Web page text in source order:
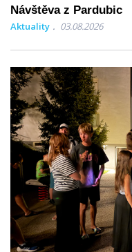
Návštěva z Pardubic
Aktuality 03.08.2026